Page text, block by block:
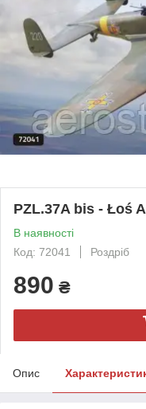
PZL.37A bis - Łoś
В наявності
Код: 72041
Роздріб
890 ₴
Опис